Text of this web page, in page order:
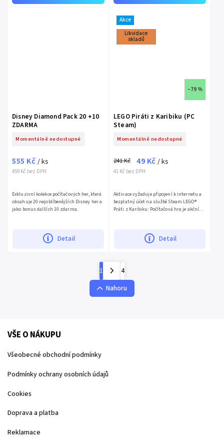
Disney Diamond Pack 20 +10
ZDARMA
Momentálně nedostupné
459 Kč bez DPH
555 Kč / ks
Detail
Exkluzivní kolekce počítačových her, která
obsahuje 20 nejoblíbenějších Disney her a
jako bonus dalších 10 zdarma.
Akce
Likvidace
skladů
–79 %
LEGO Piráti z Karibiku (PC
Steam)
Momentálně nedostupné
41 Kč bez DPH
241 Kč 49 Kč / ks
Detail
Aktivace vyžaduje připojení k internetu a
bezplatný účet na službě Steam.LEGO®
Práti z Karibiku: Počítačová hra je akční
1
4
Nahoru
VŠE O NÁKUPU
Všeobecné obchodní podmínky
Podmínky ochrany osobních údajů
Cookies
Doprava a platba
Reklamace